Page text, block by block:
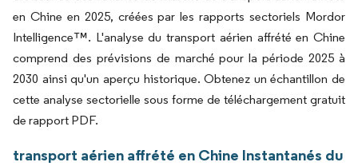
en Chine en 2025, créées par les rapports sectoriels Mordor
Intelligence™. L'analyse du transport aérien affrété en Chine
comprend des prévisions de marché pour la période 2025 à
2030 ainsi qu'un aperçu historique. Obtenez un échantillon de
cette analyse sectorielle sous forme de téléchargement gratuit
de rapport PDF.
transport aérien affrété en Chine Instantanés du